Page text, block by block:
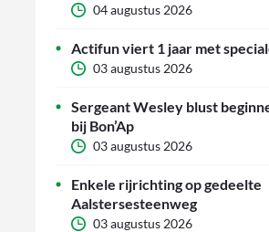
04 augustus 2026
Actifun viert 1 jaar met
03 augustus 2026
Sergeant Wesley blust
bij Bon’Ap
03 augustus 2026
Enkele rijrichting op gedeelte
Aalstersesteenweg
03 augustus 2026